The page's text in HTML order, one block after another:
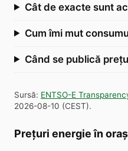
Cât de exacte sunt
Cum îmi mut
Când se publică
Sursă: ENTSO-E
2026-08-10 (CEST).
Prețuri energie în